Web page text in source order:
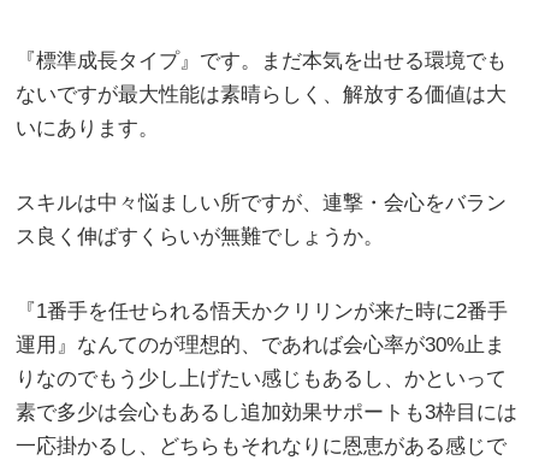
『標準成長タイプ』です。まだ本気を出せる環境でも
ないですが最大性能は素晴らしく、解放する価値は大
いにあります。
スキルは中々悩ましい所ですが、連撃・会心をバラン
ス良く伸ばすくらいが無難でしょうか。
『1番手を任せられる悟天かクリリンが来た時に2番手
運用』なんてのが理想的、であれば会心率が30%止ま
りなのでもう少し上げたい感じもあるし、かといって
素で多少は会心もあるし追加効果サポートも3枠目には
一応掛かるし、どちらもそれなりに恩恵がある感じで